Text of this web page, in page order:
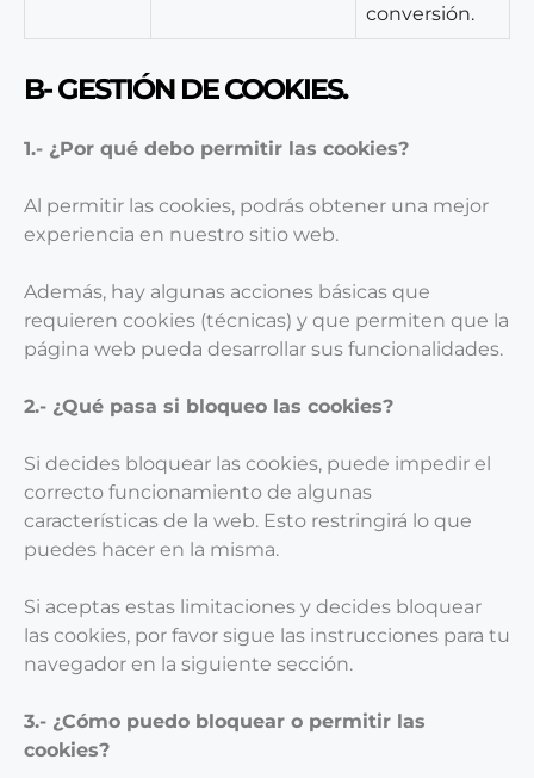
conversión.
B- GESTIÓN DE COOKIES.
1.- ¿Por qué debo permitir las cookies?
Al permitir las cookies, podrás obtener una mejor
experiencia en nuestro sitio web.
Además, hay algunas acciones básicas que
requieren cookies (técnicas) y que permiten que la
página web pueda desarrollar sus funcionalidades.
2.- ¿Qué pasa si bloqueo las cookies?
Si decides bloquear las cookies, puede impedir el
correcto funcionamiento de algunas
características de la web. Esto restringirá lo que
puedes hacer en la misma.
Si aceptas estas limitaciones y decides bloquear
las cookies, por favor sigue las instrucciones para tu
navegador en la siguiente sección.
3.- ¿Cómo puedo bloquear o permitir las
cookies?